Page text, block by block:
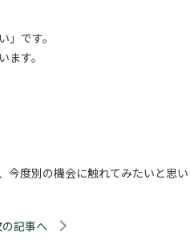
です。
す。
度別の機会に触れてみたいと思い
記事へ